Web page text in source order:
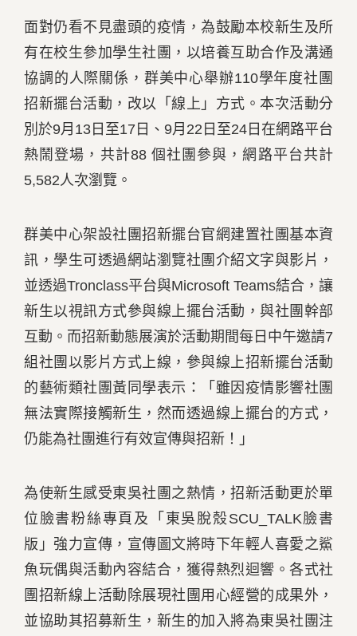
面對仍看不見盡頭的疫情，為鼓勵本校新生及所
有在校生參加學生社團，以培養互助合作及溝通
協調的人際關係，群美中心舉辦110學年度社團
招新擺台活動，改以「線上」方式。本次活動分
別於9月 13 日至17 日、 9月 22 日至24 日在網路平台
熱鬧登場，共計88 個社團參與，網路平台共計
5,582人次瀏覽。
群美中心架設社團招新擺台官網建置社團基本資
訊，學生可透過網站瀏覽社團介紹文字與影片，
並透過Tronclass平台與Microsoft Teams結合，讓
新生以視訊方式參與線上擺台活動，與社團幹部
互動。而招新動態展演於活動期間每日中午邀請7
組社團以影片方式上線，參與線上招新擺台活動
的藝術類社團黃同學表示：「雖因疫情影響社團
無法實際接觸新生，然而透過線上擺台的方式，
仍能為社團進行有效宣傳與招新！」
為使新生感受東吳社團之熱情，招新活動更於單
位臉書粉絲專頁及「東吳脫殼SCU_TALK臉書
版」強力宣傳，宣傳圖文將時下年輕人喜愛之鯊
魚玩偶與活動內容結合，獲得熱烈迴響。各式社
團招新線上活動除展現社團用心經營的成果外，
並協助其招募新生，新生的加入將為東吳社團注